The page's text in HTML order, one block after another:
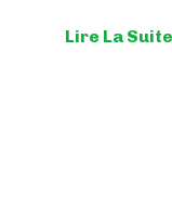
Lire La